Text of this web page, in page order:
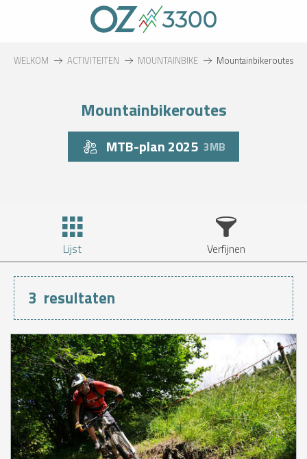
principal
WELKOM ACTIVITEITEN MOUNTAINBIKE Mountainbikeroutes
Mountainbikeroutes
MTB-plan 2025 3MB
Lijst Verfijnen
3 resultaten